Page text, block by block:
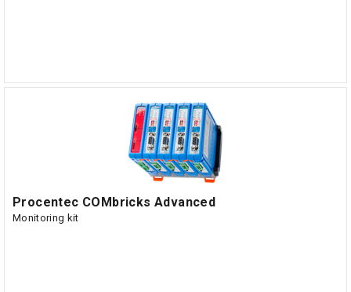
Procentec COMbricks Advanced
Monitoring kit